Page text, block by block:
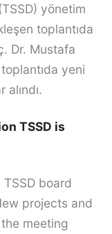
yönetim
toplantıda
Dr. Mustafa
yeni
TSSD is
board
projects and
meeting